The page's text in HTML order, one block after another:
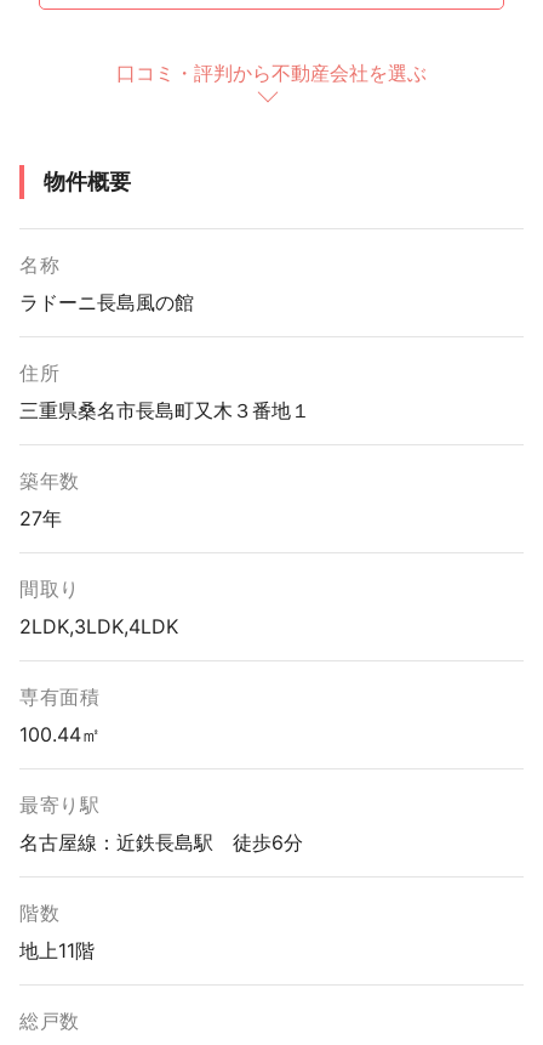
口コミ・評判から不動産会社を選ぶ
物件概要
名称
ラドーニ長島風の館
住所
三重県桑名市長島町又木３番地１
築年数
27年
間取り
2LDK,3LDK,4LDK
専有面積
100.44㎡
最寄り駅
名古屋線：近鉄長島駅 徒歩6分
階数
地上11階
総戸数